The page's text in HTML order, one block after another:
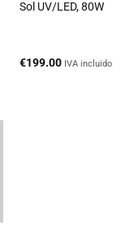
Sol UV/LED, 80W
€199.00 IVA incluido